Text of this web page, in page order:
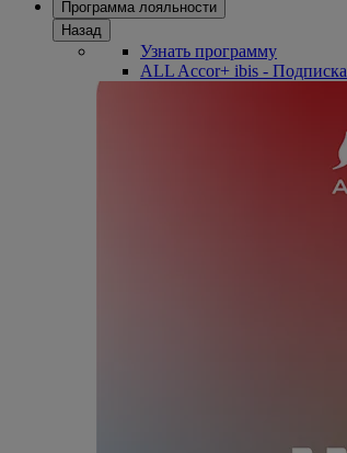
Программа лояльности
Назад
Узнать программу
ALL Accor+ ibis - Подписка